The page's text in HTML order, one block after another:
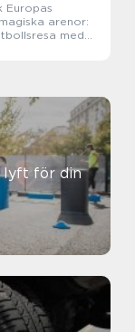
Europas
arenor:
med
lyft för din